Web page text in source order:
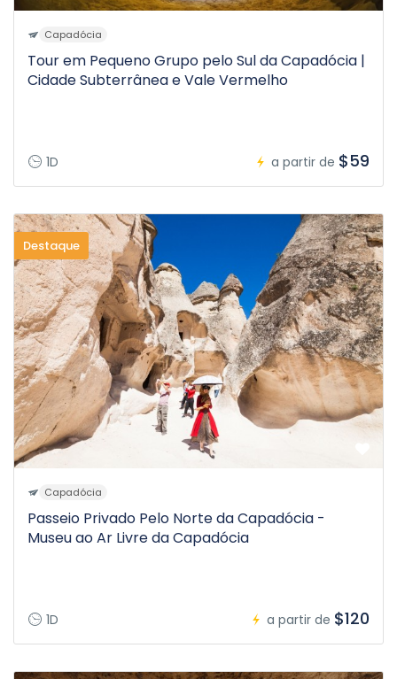
Capadócia
Tour em Pequeno Grupo pelo Sul da Capadócia |
Cidade Subterrânea e Vale Vermelho
1D a partir de $59
Destaque
Capadócia
Passeio Privado Pelo Norte da Capadócia -
Museu ao Ar Livre da Capadócia
1D a partir de $120